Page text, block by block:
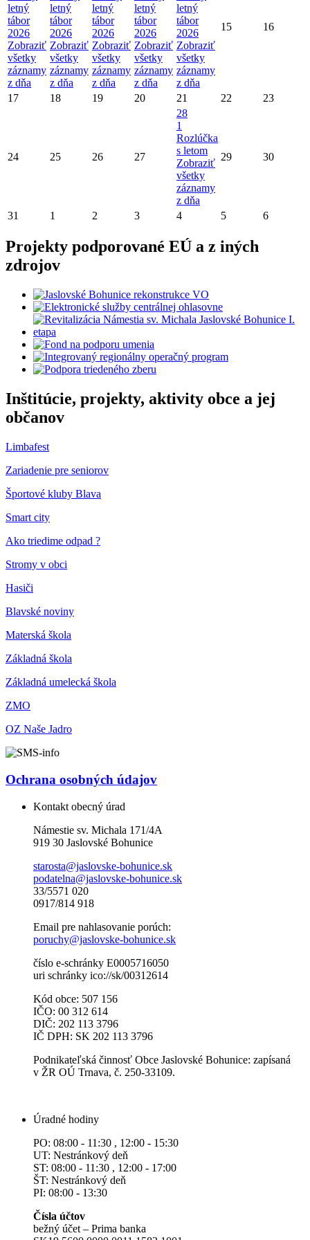
letný
tábor
2026
Zobraziť
všetky
záznamy
z dňa
letný
tábor
2026
Zobraziť
všetky
záznamy
z dňa
letný
tábor
2026
Zobraziť
všetky
záznamy
z dňa
letný
tábor
2026
Zobraziť
všetky
záznamy
z dňa
letný
tábor
2026
Zobraziť
všetky
záznamy
z dňa
15 16
17 18 19 20 21 22 23
24 25 26 27
28
1
Rozlúčka
s letom
Zobraziť
všetky
záznamy
z dňa
29 30
31 1 2 3 4 5 6
Projekty podporované EÚ a z iných
zdrojov
Inštitúcie, projekty, aktivity obce a jej
občanov
Limbafest
Zariadenie pre seniorov
Športové kluby Blava
Smart city
Ako triedime odpad ?
Stromy v obci
Hasiči
Blavské noviny
Materská škola
Základná škola
Základná umelecká škola
ZMO
OZ Naše Jadro
Ochrana osobných údajov
Kontakt obecný úrad
Námestie sv. Michala 171/4A
919 30 Jaslovské Bohunice
starosta@jaslovske-bohunice.sk
podatelna@jaslovske-bohunice.sk
33/5571 020
0917/814 918
Email pre nahlasovanie porúch:
poruchy@jaslovske-bohunice.sk
číslo e-schránky E0005716050
uri schránky ico://sk/00312614
Kód obce: 507 156
IČO: 00 312 614
DIČ: 202 113 3796
IČ DPH: SK 202 113 3796
Podnikateľská činnosť Obce Jaslovské Bohunice: zapísaná
v ŽR OÚ Trnava, č. 250-33109.
Úradné hodiny
PO: 08:00 - 11:30 , 12:00 - 15:30
UT: Nestránkový deň
ST: 08:00 - 11:30 , 12:00 - 17:00
ŠT: Nestránkový deň
PI: 08:00 - 13:30
Čísla účtov
bežný účet – Prima banka